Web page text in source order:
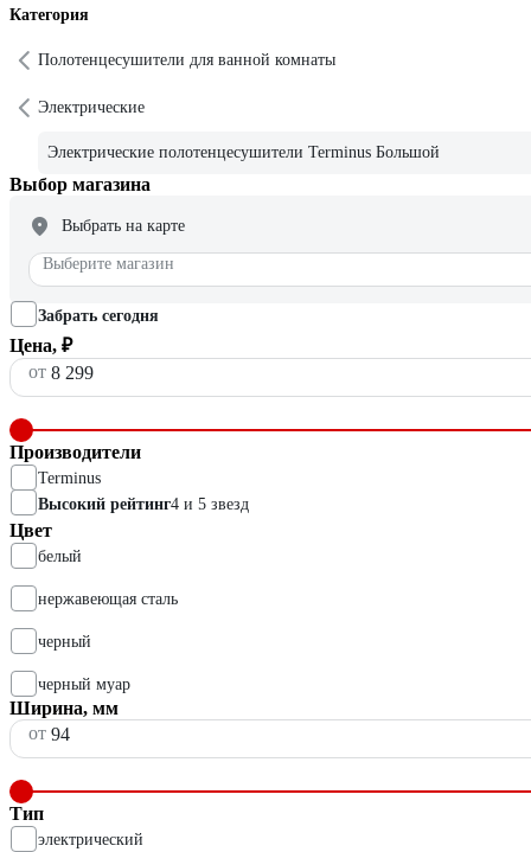
Категория
Полотенцесушители для ванной комнаты
Электрические
Электрические полотенцесушители Terminus Большой
Выбор магазина
Выбрать на карте
Выберите магазин
Забрать сегодня
Цена, ₽
от
Производители
Terminus
Высокий рейтинг4 и 5 звезд
Цвет
белый
нержавеющая сталь
черный
черный муар
Ширина, мм
от
Тип
электрический